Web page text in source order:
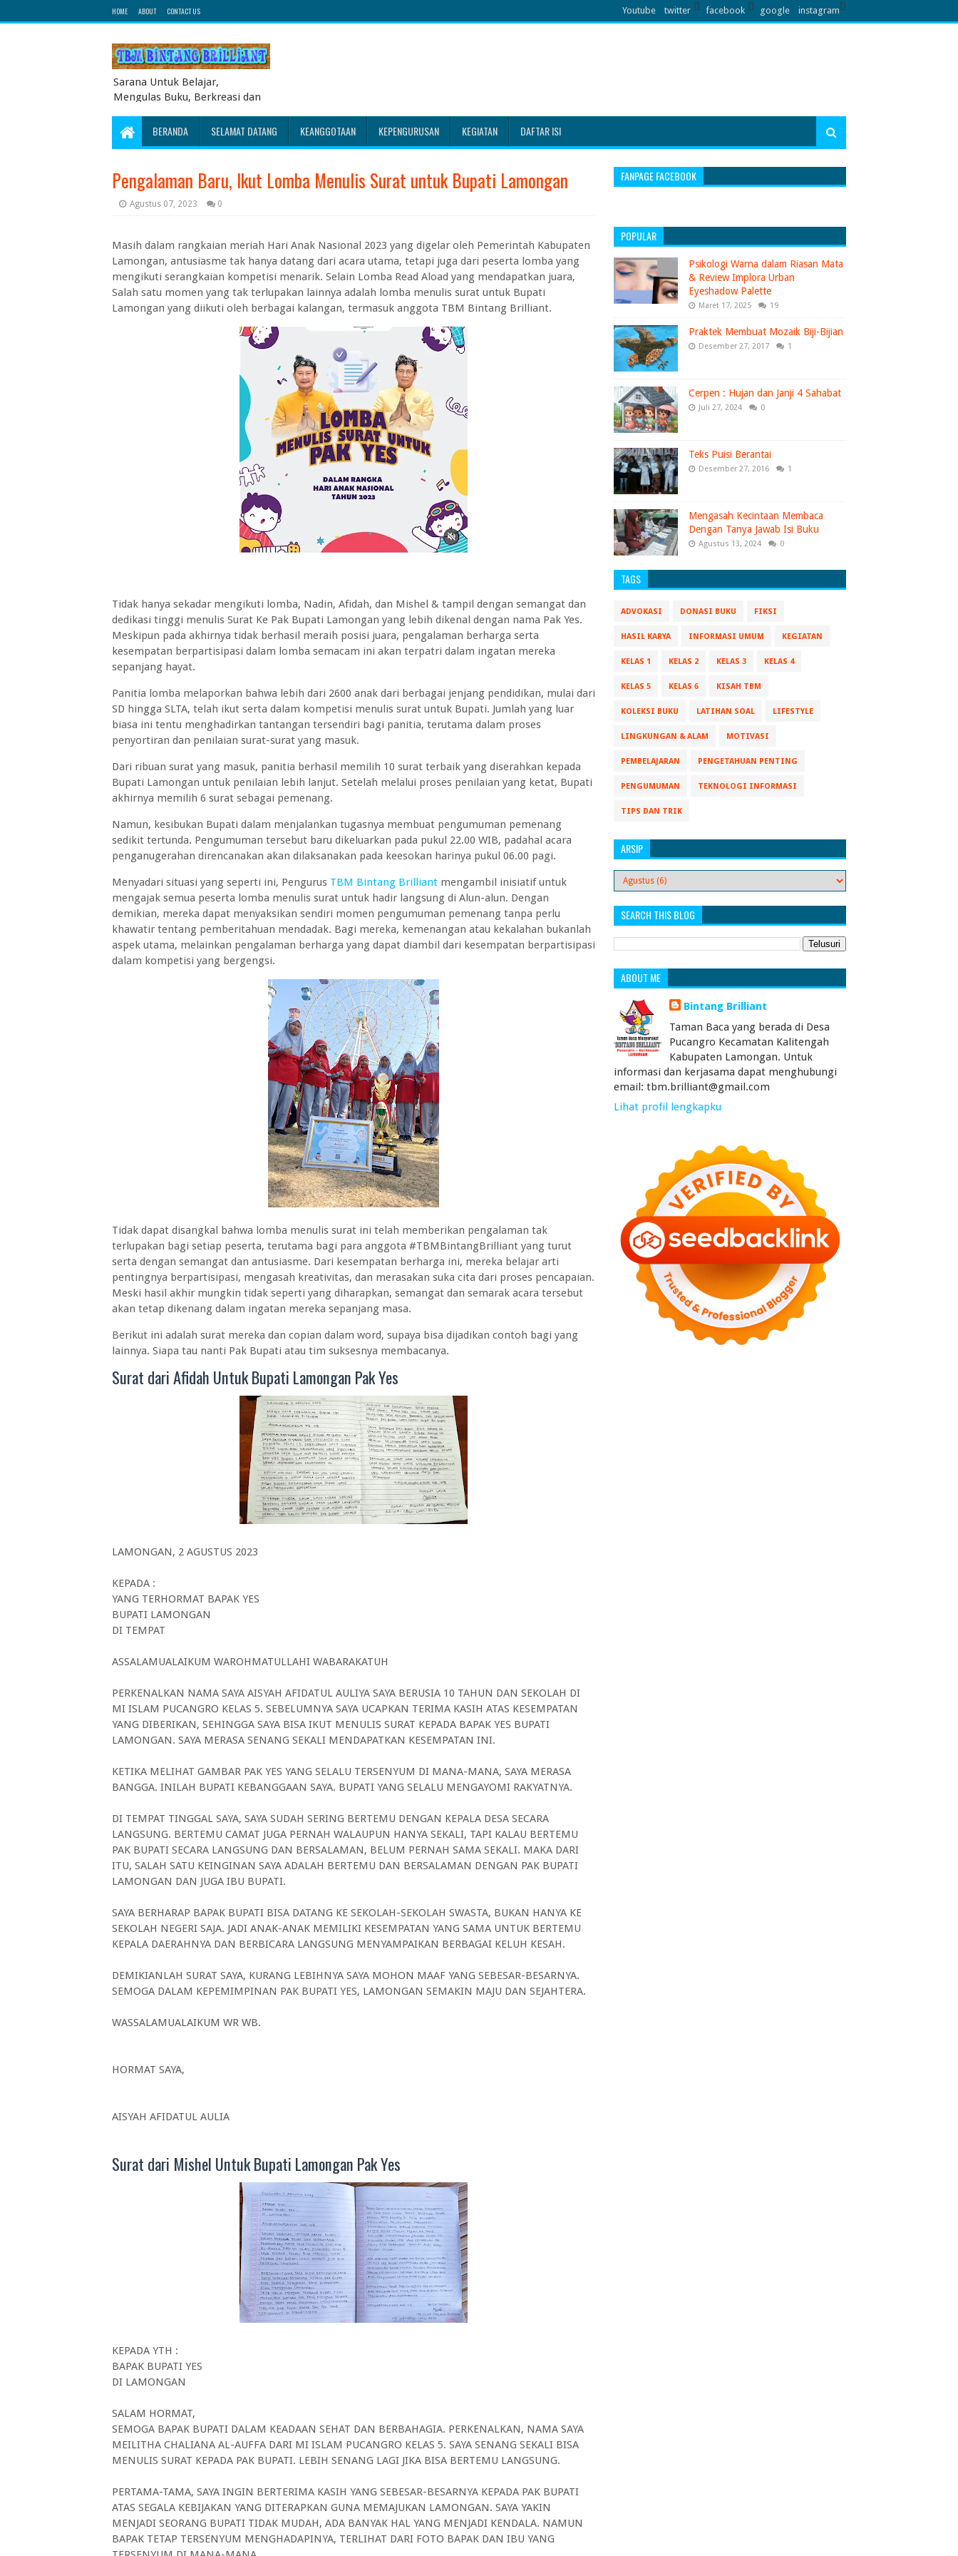
HOME ABOUT CONTACT US Youtube twitter facebook google instagram
Sarana Untuk Belajar,
Mengulas Buku, Berkreasi dan
Energi Literasi Berbagai soal
ujian sekolah dasar juga
BERANDA SELAMAT DATANG KEANGGOTAAN KEPENGURUSAN KEGIATAN DAFTAR ISI
Pengalaman Baru, Ikut Lomba Menulis Surat untuk Bupati Lamongan
Agustus 07, 2023 0
Masih dalam rangkaian meriah Hari Anak Nasional 2023 yang digelar oleh Pemerintah Kabupaten
Lamongan, antusiasme tak hanya datang dari acara utama, tetapi juga dari peserta lomba yang
mengikuti serangkaian kompetisi menarik. Selain Lomba Read Aload yang mendapatkan juara,
Salah satu momen yang tak terlupakan lainnya adalah lomba menulis surat untuk Bupati
Lamongan yang diikuti oleh berbagai kalangan, termasuk anggota TBM Bintang Brilliant.
Tidak hanya sekadar mengikuti lomba, Nadin, Afidah, dan Mishel & tampil dengan semangat dan
dedikasi tinggi menulis Surat Ke Pak Bupati Lamongan yang lebih dikenal dengan nama Pak Yes.
Meskipun pada akhirnya tidak berhasil meraih posisi juara, pengalaman berharga serta
kesempatan berpartisipasi dalam lomba semacam ini akan terpatri dalam ingatan mereka
sepanjang hayat.
Panitia lomba melaporkan bahwa lebih dari 2600 anak dari berbagai jenjang pendidikan, mulai dari
SD hingga SLTA, telah ikut serta dalam kompetisi menulis surat untuk Bupati. Jumlah yang luar
biasa ini tentu menghadirkan tantangan tersendiri bagi panitia, terutama dalam proses
penyortiran dan penilaian surat-surat yang masuk.
Dari ribuan surat yang masuk, panitia berhasil memilih 10 surat terbaik yang diserahkan kepada
Bupati Lamongan untuk penilaian lebih lanjut. Setelah melalui proses penilaian yang ketat, Bupati
akhirnya memilih 6 surat sebagai pemenang.
Namun, kesibukan Bupati dalam menjalankan tugasnya membuat pengumuman pemenang
sedikit tertunda. Pengumuman tersebut baru dikeluarkan pada pukul 22.00 WIB, padahal acara
penganugerahan direncanakan akan dilaksanakan pada keesokan harinya pukul 06.00 pagi.
Menyadari situasi yang seperti ini, Pengurus TBM Bintang Brilliant mengambil inisiatif untuk
mengajak semua peserta lomba menulis surat untuk hadir langsung di Alun-alun. Dengan
demikian, mereka dapat menyaksikan sendiri momen pengumuman pemenang tanpa perlu
khawatir tentang pemberitahuan mendadak. Bagi mereka, kemenangan atau kekalahan bukanlah
aspek utama, melainkan pengalaman berharga yang dapat diambil dari kesempatan berpartisipasi
dalam kompetisi yang bergengsi.
Tidak dapat disangkal bahwa lomba menulis surat ini telah memberikan pengalaman tak
terlupakan bagi setiap peserta, terutama bagi para anggota #TBMBintangBrilliant yang turut
serta dengan semangat dan antusiasme. Dari kesempatan berharga ini, mereka belajar arti
pentingnya berpartisipasi, mengasah kreativitas, dan merasakan suka cita dari proses pencapaian.
Meski hasil akhir mungkin tidak seperti yang diharapkan, semangat dan semarak acara tersebut
akan tetap dikenang dalam ingatan mereka sepanjang masa.
Berikut ini adalah surat mereka dan copian dalam word, supaya bisa dijadikan contoh bagi yang
lainnya. Siapa tau nanti Pak Bupati atau tim suksesnya membacanya.
Surat dari Afidah Untuk Bupati Lamongan Pak Yes
LAMONGAN, 2 AGUSTUS 2023
KEPADA :
YANG TERHORMAT BAPAK YES
BUPATI LAMONGAN
DI TEMPAT
ASSALAMUALAIKUM WAROHMATULLAHI WABARAKATUH
PERKENALKAN NAMA SAYA AISYAH AFIDATUL AULIYA SAYA BERUSIA 10 TAHUN DAN SEKOLAH DI
MI ISLAM PUCANGRO KELAS 5. SEBELUMNYA SAYA UCAPKAN TERIMA KASIH ATAS KESEMPATAN
YANG DIBERIKAN, SEHINGGA SAYA BISA IKUT MENULIS SURAT KEPADA BAPAK YES BUPATI
LAMONGAN. SAYA MERASA SENANG SEKALI MENDAPATKAN KESEMPATAN INI.
KETIKA MELIHAT GAMBAR PAK YES YANG SELALU TERSENYUM DI MANA-MANA, SAYA MERASA
BANGGA. INILAH BUPATI KEBANGGAAN SAYA. BUPATI YANG SELALU MENGAYOMI RAKYATNYA.
DI TEMPAT TINGGAL SAYA, SAYA SUDAH SERING BERTEMU DENGAN KEPALA DESA SECARA
LANGSUNG. BERTEMU CAMAT JUGA PERNAH WALAUPUN HANYA SEKALI, TAPI KALAU BERTEMU
PAK BUPATI SECARA LANGSUNG DAN BERSALAMAN, BELUM PERNAH SAMA SEKALI. MAKA DARI
ITU, SALAH SATU KEINGINAN SAYA ADALAH BERTEMU DAN BERSALAMAN DENGAN PAK BUPATI
LAMONGAN DAN JUGA IBU BUPATI.
SAYA BERHARAP BAPAK BUPATI BISA DATANG KE SEKOLAH-SEKOLAH SWASTA, BUKAN HANYA KE
SEKOLAH NEGERI SAJA. JADI ANAK-ANAK MEMILIKI KESEMPATAN YANG SAMA UNTUK BERTEMU
KEPALA DAERAHNYA DAN BERBICARA LANGSUNG MENYAMPAIKAN BERBAGAI KELUH KESAH.
DEMIKIANLAH SURAT SAYA, KURANG LEBIHNYA SAYA MOHON MAAF YANG SEBESAR-BESARNYA.
SEMOGA DALAM KEPEMIMPINAN PAK BUPATI YES, LAMONGAN SEMAKIN MAJU DAN SEJAHTERA.
WASSALAMUALAIKUM WR WB.
HORMAT SAYA,
AISYAH AFIDATUL AULIA
Surat dari Mishel Untuk Bupati Lamongan Pak Yes
KEPADA YTH :
BAPAK BUPATI YES
DI LAMONGAN
SALAM HORMAT,
SEMOGA BAPAK BUPATI DALAM KEADAAN SEHAT DAN BERBAHAGIA. PERKENALKAN, NAMA SAYA
MEILITHA CHALIANA AL-AUFFA DARI MI ISLAM PUCANGRO KELAS 5. SAYA SENANG SEKALI BISA
MENULIS SURAT KEPADA PAK BUPATI. LEBIH SENANG LAGI JIKA BISA BERTEMU LANGSUNG.
PERTAMA-TAMA, SAYA INGIN BERTERIMA KASIH YANG SEBESAR-BESARNYA KEPADA PAK BUPATI
ATAS SEGALA KEBIJAKAN YANG DITERAPKAN GUNA MEMAJUKAN LAMONGAN. SAYA YAKIN
MENJADI SEORANG BUPATI TIDAK MUDAH, ADA BANYAK HAL YANG MENJADI KENDALA. NAMUN
BAPAK TETAP TERSENYUM MENGHADAPINYA, TERLIHAT DARI FOTO BAPAK DAN IBU YANG
FANPAGE FACEBOOK
POPULAR
Psikologi Warna dalam Riasan Mata
& Review Implora Urban
Eyeshadow Palette
Maret 17, 2025 19
Praktek Membuat Mozaik Biji-Bijian
Desember 27, 2017 1
Cerpen : Hujan dan Janji 4 Sahabat
Juli 27, 2024 0
Teks Puisi Berantai
Desember 27, 2016 1
Mengasah Kecintaan Membaca
Dengan Tanya Jawab Isi Buku
Agustus 13, 2024 0
TAGS
ADVOKASI DONASI BUKU FIKSI
HASIL KARYA INFORMASI UMUM KEGIATAN
KELAS 1 KELAS 2 KELAS 3 KELAS 4
KELAS 5 KELAS 6 KISAH TBM
KOLEKSI BUKU LATIHAN SOAL LIFESTYLE
LINGKUNGAN & ALAM MOTIVASI
PEMBELAJARAN PENGETAHUAN PENTING
PENGUMUMAN TEKNOLOGI INFORMASI
TIPS DAN TRIK
ARSIP
SEARCH THIS BLOG
ABOUT ME
Bintang Brilliant
Taman Baca yang berada di Desa
Pucangro Kecamatan Kalitengah
Kabupaten Lamongan. Untuk
informasi dan kerjasama dapat menghubungi
email: tbm.brilliant@gmail.com
Lihat profil lengkapku